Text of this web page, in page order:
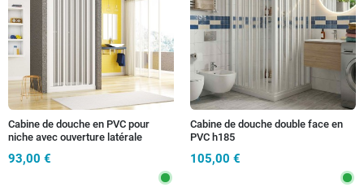
Cabine de douche en PVC pour
niche avec ouverture latérale
93,00 €
Cabine de douche double face en
PVC h185
105,00 €